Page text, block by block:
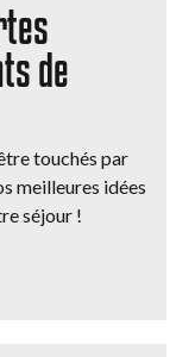
de
touchés par
meilleures idées
séjour !